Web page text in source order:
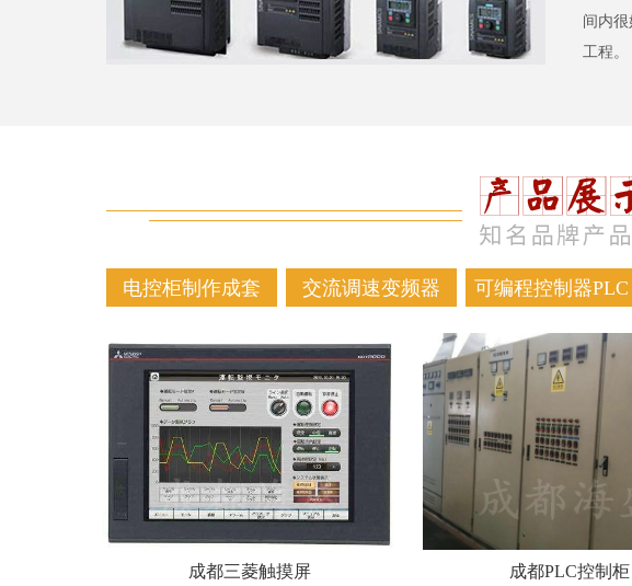
间内
工程。
电控柜制作成套 交流调速变频器 可编程控制器PLC
成都三菱触摸屏 成都PLC控制柜